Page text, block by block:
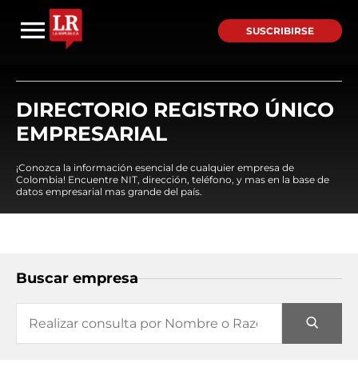
SUSCRIBIRSE
DIRECTORIO REGISTRO ÚNICO
EMPRESARIAL
¡Conozca la información esencial de cualquier empresa de
Colombia! Encuentre NIT, dirección, teléfono, y mas en la base de
datos empresarial mas grande del país.
Buscar empresa